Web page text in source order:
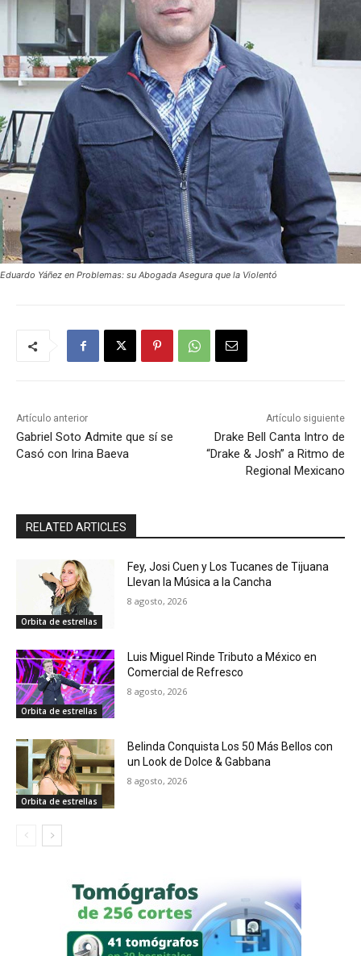
Eduardo Yáñez en Problemas: su Abogada Asegura que la Violentó
Artículo anterior
Gabriel Soto Admite que sí se
Casó con Irina Baeva
Artículo siguiente
Drake Bell Canta Intro de
“Drake & Josh” a Ritmo de
Regional Mexicano
RELATED ARTICLES
Orbita de estrellas
Fey, Josi Cuen y Los Tucanes de Tijuana
Llevan la Música a la Cancha
8 agosto, 2026
Orbita de estrellas
Luis Miguel Rinde Tributo a México en
Comercial de Refresco
8 agosto, 2026
Orbita de estrellas
Belinda Conquista Los 50 Más Bellos con
un Look de Dolce & Gabbana
8 agosto, 2026